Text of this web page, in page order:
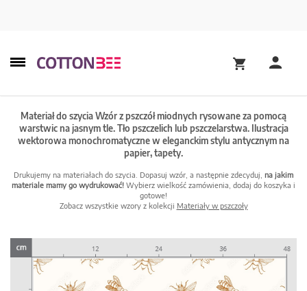
Materiał do szycia Wzór z pszczół miodnych rysowane za pomocą
warstwic na jasnym tle. Tło pszczelich lub pszczelarstwa. Ilustracja
wektorowa monochromatyczne w eleganckim stylu antycznym na
papier, tapety.
Drukujemy na materiałach do szycia. Dopasuj wzór, a następnie zdecyduj, na jakim
materiale mamy go wydrukować! Wybierz wielkość zamówienia, dodaj do koszyka i
gotowe!
Zobacz wszystkie wzory z kolekcji Materiały w pszczoły